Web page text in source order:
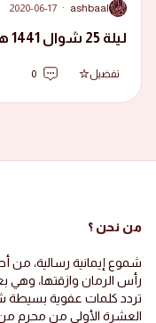
A
ashbaal
·
2020-06-17
ليلة 25 شوال 1441 هجرية
تفضيل 0
من نحن ؟
شموع إيمانية رسالية، من
رأس الرمان وازقتها، وهي
تردد كلمات عفوية بسيطة
العشرة الأولى من محرم